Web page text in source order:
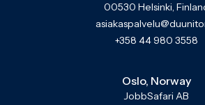
00530 Helsinki,
+358 44 980 3558
Oslo, Norway
JobbSafari AB